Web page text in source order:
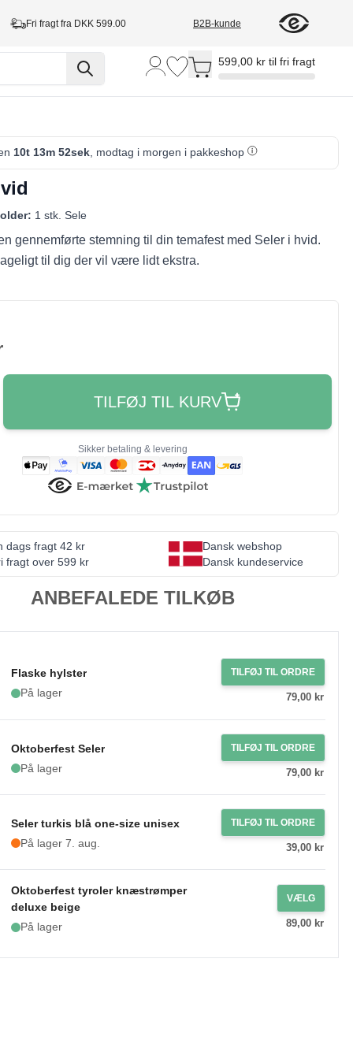
Fri fragt fra DKK 599.00 B2B-kunde
Toggle minicart, Cart is empty
599,00 kr til fri fragt
10t 13m 52sek, modtag i morgen i pakkeshop
1 stk. Sele
gennemførte stemning til din temafest med Seler i hvid.
til dig der vil være lidt ekstra.
TILFØJ TIL KURV
Sikker betaling & levering
dags fragt 42 kr
fragt over 599 kr
Dansk webshop
Dansk kundeservice
ANBEFALEDE TILKØB
Flaske hylster
På lager
TILFØJ TIL ORDRE
79,00 kr
Oktoberfest Seler
På lager
TILFØJ TIL ORDRE
79,00 kr
Seler turkis blå one-size unisex
På lager 7. aug.
TILFØJ TIL ORDRE
39,00 kr
Oktoberfest tyroler knæstrømper
deluxe beige
På lager
VÆLG
89,00 kr